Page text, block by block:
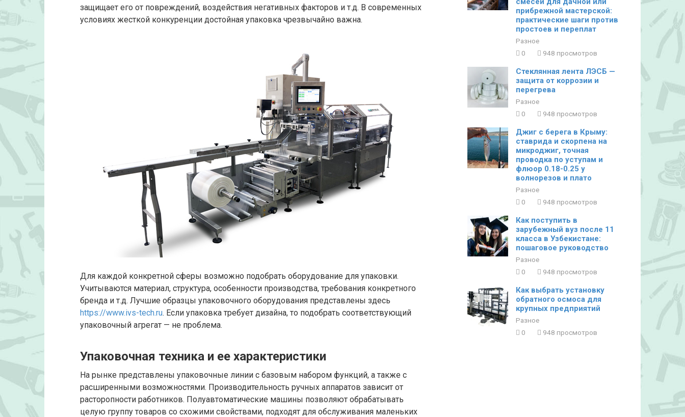
защищает его от повреждений, воздействия негативных факторов и т.д. В современных
условиях жесткой конкуренции достойная упаковка чрезвычайно важна.
Для каждой конкретной сферы возможно подобрать оборудование для упаковки.
Учитываются материал, структура, особенности производства, требования конкретного
бренда и т.д. Лучшие образцы упаковочного оборудования представлены здесь
https://www.ivs-tech.ru. Если упаковка требует дизайна, то подобрать соответствующий
упаковочный агрегат — не проблема.
Упаковочная техника и ее характеристики
На рынке представлены упаковочные линии с базовым набором функций, а также с
расширенными возможностями. Производительность ручных аппаратов зависит от
расторопности работников. Полуавтоматические машины позволяют обрабатывать
целую группу товаров со схожими свойствами, подходят для обслуживания маленьких
прибрежной мастерской:
практические шаги против
простоев и переплат
Разное
0
948 просмотров
Стеклянная лента ЛЭСБ —
защита от коррозии и
перегрева
Разное
0
948 просмотров
Джиг с берега в Крыму:
ставрида и скорпена на
микроджиг, точная
проводка по уступам и
флюор 0.18-0.25 у
волнорезов и плато
Разное
0
948 просмотров
Как поступить в
зарубежный вуз после 11
класса в Узбекистане:
пошаговое руководство
Разное
0
948 просмотров
Как выбрать установку
обратного осмоса для
крупных предприятий
Разное
0
948 просмотров